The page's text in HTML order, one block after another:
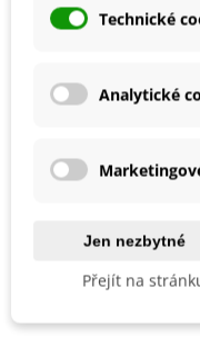
Výsadba
Mrazuvzdornost
Odrůda
Mohlo by se také
Technické
Analytické
Jen nezbytné
Přejít na